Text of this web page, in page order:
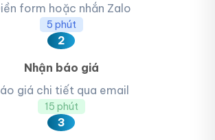
form hoặc nhắn Zalo
5 phút
2
Nhận báo giá
giá chi tiết qua email
15 phút
3